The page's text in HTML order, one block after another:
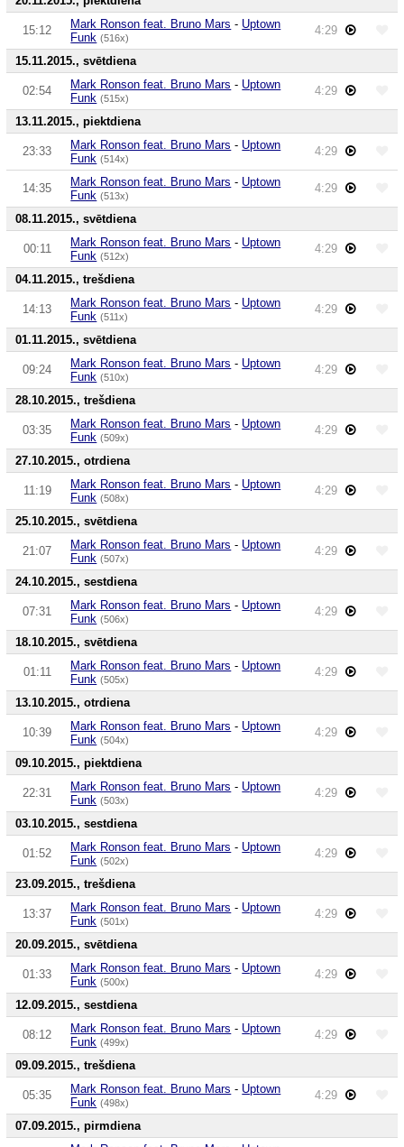
15:12 Mark Ronson feat. Bruno Mars - Uptown
Funk (516x)
4:29
15.11.2015., svētdiena
02:54 Mark Ronson feat. Bruno Mars - Uptown
Funk (515x)
4:29
13.11.2015., piektdiena
23:33 Mark Ronson feat. Bruno Mars - Uptown
Funk (514x)
4:29
14:35 Mark Ronson feat. Bruno Mars - Uptown
Funk (513x)
4:29
08.11.2015., svētdiena
00:11 Mark Ronson feat. Bruno Mars - Uptown
Funk (512x)
4:29
04.11.2015., trešdiena
14:13 Mark Ronson feat. Bruno Mars - Uptown
Funk (511x)
4:29
01.11.2015., svētdiena
09:24 Mark Ronson feat. Bruno Mars - Uptown
Funk (510x)
4:29
28.10.2015., trešdiena
03:35 Mark Ronson feat. Bruno Mars - Uptown
Funk (509x)
4:29
27.10.2015., otrdiena
11:19 Mark Ronson feat. Bruno Mars - Uptown
Funk (508x)
4:29
25.10.2015., svētdiena
21:07 Mark Ronson feat. Bruno Mars - Uptown
Funk (507x)
4:29
24.10.2015., sestdiena
07:31 Mark Ronson feat. Bruno Mars - Uptown
Funk (506x)
4:29
18.10.2015., svētdiena
01:11 Mark Ronson feat. Bruno Mars - Uptown
Funk (505x)
4:29
13.10.2015., otrdiena
10:39 Mark Ronson feat. Bruno Mars - Uptown
Funk (504x)
4:29
09.10.2015., piektdiena
22:31 Mark Ronson feat. Bruno Mars - Uptown
Funk (503x)
4:29
03.10.2015., sestdiena
01:52 Mark Ronson feat. Bruno Mars - Uptown
Funk (502x)
4:29
23.09.2015., trešdiena
13:37 Mark Ronson feat. Bruno Mars - Uptown
Funk (501x)
4:29
20.09.2015., svētdiena
01:33 Mark Ronson feat. Bruno Mars - Uptown
Funk (500x)
4:29
12.09.2015., sestdiena
08:12 Mark Ronson feat. Bruno Mars - Uptown
Funk (499x)
4:29
09.09.2015., trešdiena
05:35 Mark Ronson feat. Bruno Mars - Uptown
Funk (498x)
4:29
07.09.2015., pirmdiena